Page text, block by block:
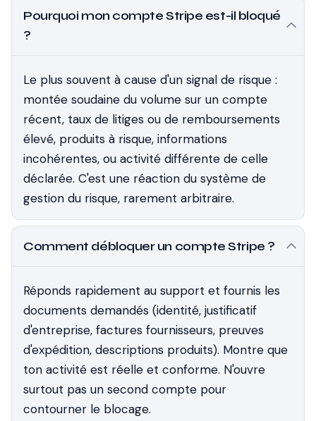
Pourquoi mon compte Stripe est-il bloqué
?
Le plus souvent à cause d'un signal de risque :
montée soudaine du volume sur un compte
récent, taux de litiges ou de remboursements
élevé, produits à risque, informations
incohérentes, ou activité différente de celle
déclarée. C'est une réaction du système de
gestion du risque, rarement arbitraire.
Comment débloquer un compte Stripe ?
Réponds rapidement au support et fournis les
documents demandés (identité, justificatif
d'entreprise, factures fournisseurs, preuves
d'expédition, descriptions produits). Montre que
ton activité est réelle et conforme. N'ouvre
surtout pas un second compte pour
contourner le blocage.